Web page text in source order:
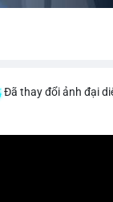
Đã thay đổi ảnh đại